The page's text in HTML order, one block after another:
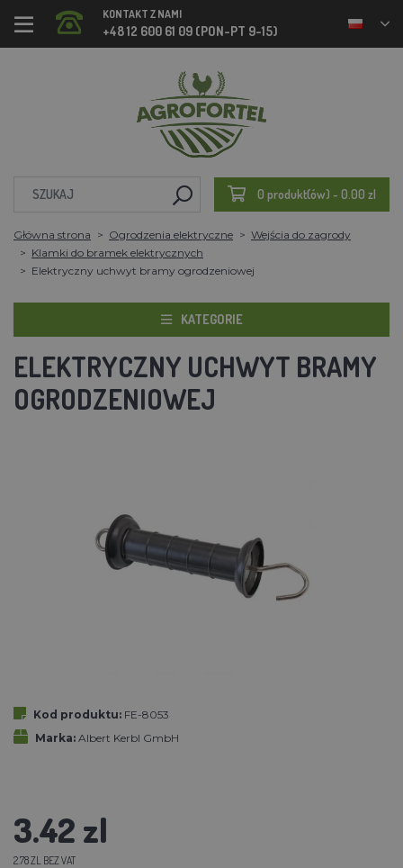
KONTAKT Z NAMI
+48 12 600 61 09 (PON-PT 9-15)
0 produkt(ów) - 0.00 zl
Główna strona Ogrodzenia elektryczne
Wejścia do zagrody
Klamki do bramek elektrycznych
Elektryczny uchwyt bramy ogrodzeniowej
KATEGORIE
ELEKTRYCZNY UCHWYT BRAMY
OGRODZENIOWEJ
Kod produktu: FE-8053
Marka: Albert Kerbl GmbH
3.42 zl
2.78 ZL BEZ VAT